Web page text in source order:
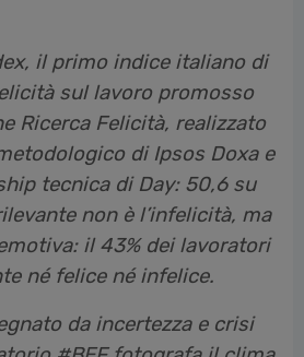
il primo indice italiano di
sul lavoro promosso
Ricerca Felicità, realizzato
di Ipsos Doxa e
tecnica di Day: 50,6 su
non è l’infelicità, ma
il 43% dei lavoratori
né felice né infelice.
da incertezza e crisi